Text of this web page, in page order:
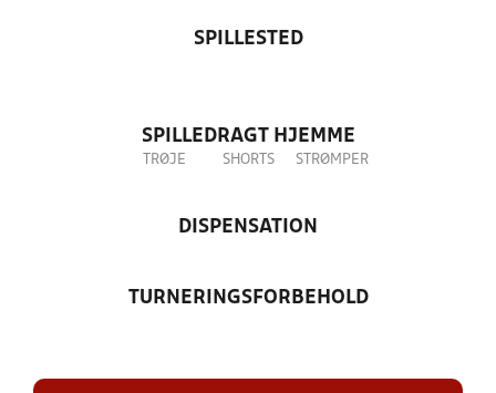
SPILLESTED
SPILLEDRAGT HJEMME
TRØJE SHORTS STRØMPER
DISPENSATION
TURNERINGSFORBEHOLD